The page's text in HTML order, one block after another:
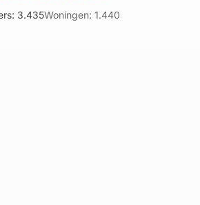
3.435Woningen: 1.440